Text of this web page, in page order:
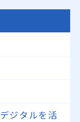
ジタルを活